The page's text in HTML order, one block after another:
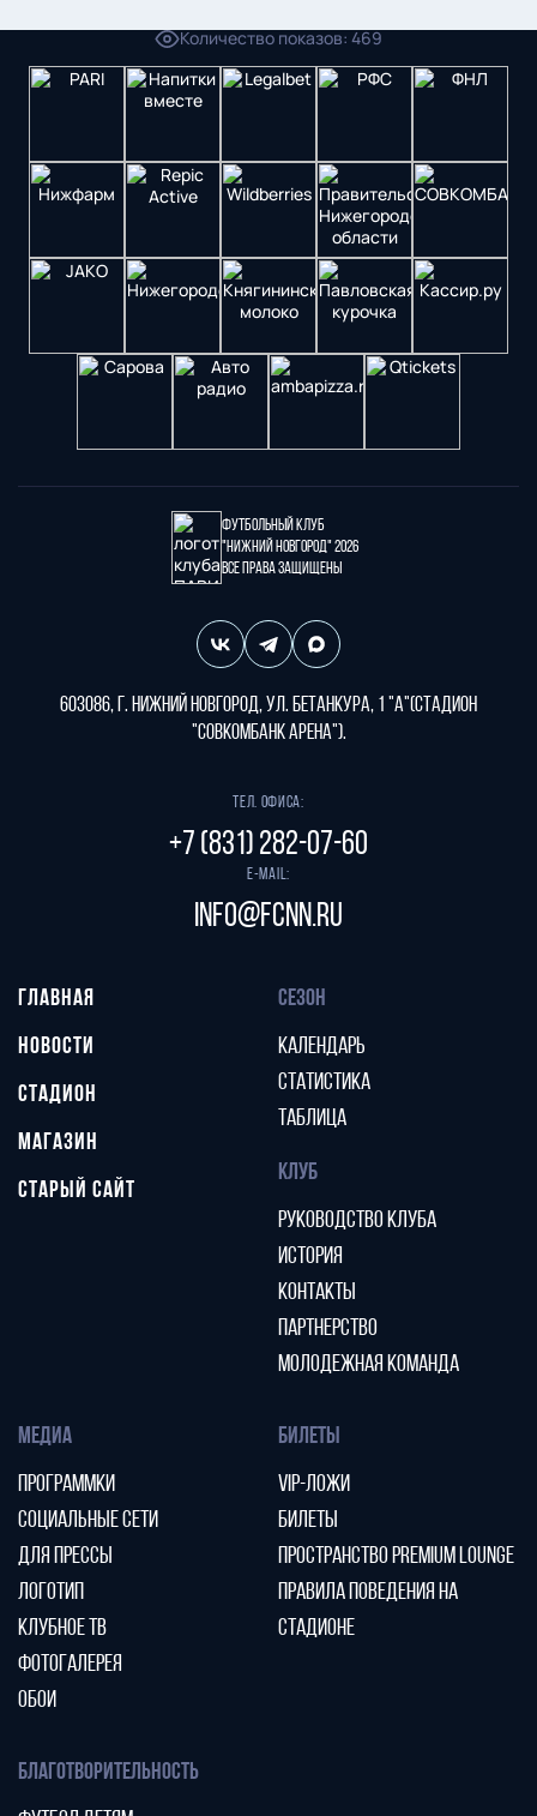
Количество показов: 469
Футбольный клуб
"Нижний Новгород" 2026
Все права защищены
603086, г. Нижний Новгород, ул. Бетанкура, 1 "А"(стадион
"СОВКОМБАНК АРЕНА").
Тел. офиса:
+7 (831) 282-07-60
E-mail:
info@fcnn.ru
ГЛАВНАЯ
НОВОСТИ
СТАДИОН
МАГАЗИН
СТАРЫЙ САЙТ
СЕЗОН
КАЛЕНДАРЬ
СТАТИСТИКА
ТАБЛИЦА
КЛУБ
РУКОВОДСТВО КЛУБА
ИСТОРИЯ
КОНТАКТЫ
ПАРТНЕРСТВО
МОЛОДЕЖНАЯ КОМАНДА
МЕДИА
ПРОГРАММКИ
СОЦИАЛЬНЫЕ СЕТИ
ДЛЯ ПРЕССЫ
ЛОГОТИП
КЛУБНОЕ ТВ
ФОТОГАЛЕРЕЯ
ОБОИ
БИЛЕТЫ
VIP-ЛОЖИ
БИЛЕТЫ
ПРОСТРАНСТВО PREMIUM LOUNGE
ПРАВИЛА ПОВЕДЕНИЯ НА
СТАДИОНЕ
БЛАГОТВОРИТЕЛЬНОСТЬ